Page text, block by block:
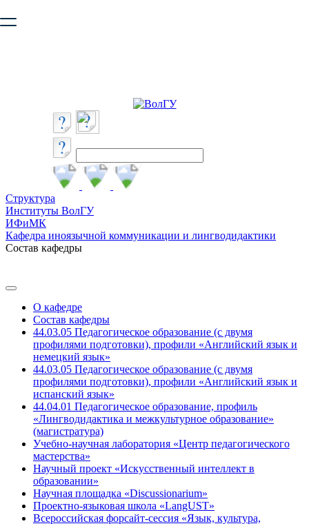
безопасную работу с сайтом. Пожалуйста
Структура
Институты ВолГУ
ИФиМК
Кафедра иноязычной коммуникации и лингводидактики
Состав кафедры
О кафедре
Состав кафедры
44.03.05 Педагогическое образование (с двумя
профилями подготовки), профили «Английский язык и
немецкий язык»
44.03.05 Педагогическое образование (с двумя
профилями подготовки), профили «Английский язык и
испанский язык»
44.04.01 Педагогическое образование, профиль
«Лингводидактика и межкультурное образование»
(магистратура)
Учебно-научная лаборатория «Центр педагогического
мастерства»
Научный проект «Искусственный интеллект в
образовании»
Научная площадка «Discussionarium»
Проектно-языковая школа «LangUST»
Всероссийская форсайт-сессия «Язык, культура,